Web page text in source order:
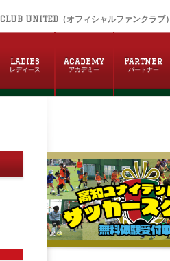
CLUB UNITED（オフィシャルファンクラブ）
Ladies
レディース
Academy
アカデミー
Partner
パートナー